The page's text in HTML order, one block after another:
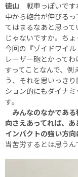
徳山 戦車っぽいです
中から砲台が伸びる
てはまるなあと思っ
じゃないですか。ち
今回の『ゾイドワイ
レーザー砲とかって
すってことなんで、
う、それを思いっき
ション的にもダイナ
す。
みんなのなかであ
向さえあってれば、
インパクトの強い方向
当苦労するとは思うん